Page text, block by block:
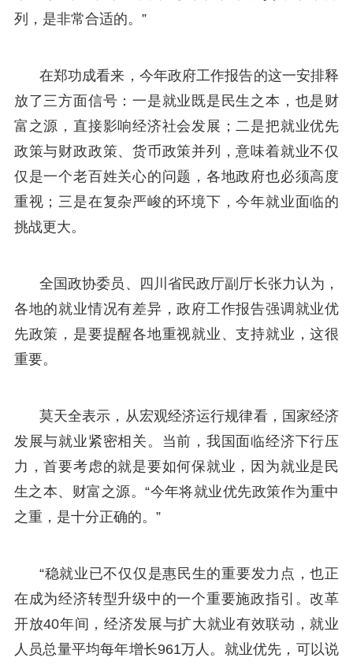
列，是非常合适的。”
在郑功成看来，今年政府工作报告的这一安排释
放了三方面信号：一是就业既是民生之本，也是财
富之源，直接影响经济社会发展；二是把就业优先
政策与财政政策、货币政策并列，意味着就业不仅
仅是一个老百姓关心的问题，各地政府也必须高度
重视；三是在复杂严峻的环境下，今年就业面临的
挑战更大。
全国政协委员、四川省民政厅副厅长张力认为，
各地的就业情况有差异，政府工作报告强调就业优
先政策，是要提醒各地重视就业、支持就业，这很
重要。
莫天全表示，从宏观经济运行规律看，国家经济
发展与就业紧密相关。当前，我国面临经济下行压
力，首要考虑的就是要如何保就业，因为就业是民
生之本、财富之源。“今年将就业优先政策作为重中
之重，是十分正确的。”
“稳就业已不仅仅是惠民生的重要发力点，也正
在成为经济转型升级中的一个重要施政指引。改革
开放40年间，经济发展与扩大就业有效联动，就业
人员总量平均每年增长961万人。就业优先，可以说